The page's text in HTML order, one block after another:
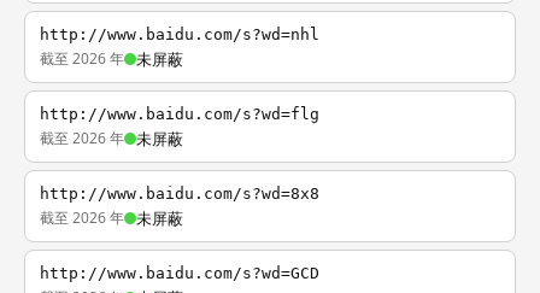
http://www.baidu.com/s?wd=nhl
截至 2026 年 未屏蔽
http://www.baidu.com/s?wd=flg
截至 2026 年 未屏蔽
http://www.baidu.com/s?wd=8x8
截至 2026 年 未屏蔽
http://www.baidu.com/s?wd=GCD